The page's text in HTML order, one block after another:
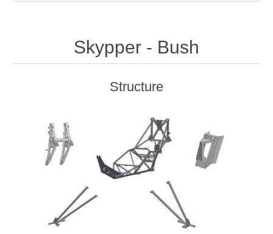
Skypper - Bush
Structure